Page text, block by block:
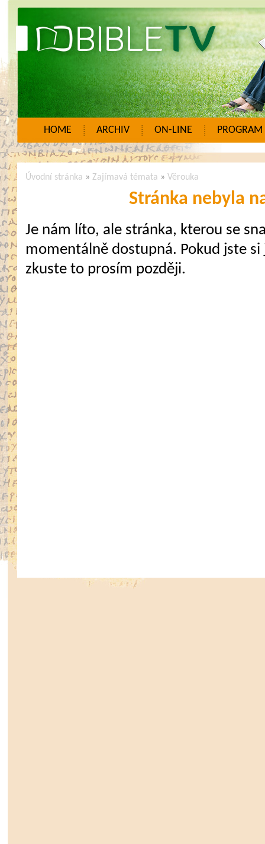
HOME ARCHIV ON-LINE PROGRAM
Úvodní stránka »Zajímavá témata » Věrouka
Stránka nebyla
Je nám líto, ale stránka, kterou se
momentálně dostupná. Pokud jste
zkuste to prosím později.